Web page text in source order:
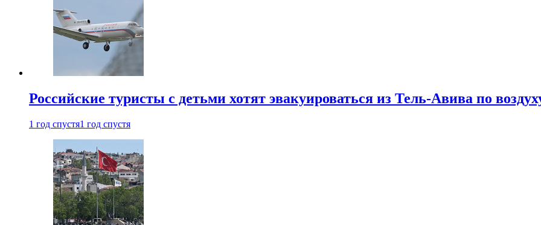
Российские туристы с детьми хотят эвакуироваться из Тель-Авива по
1 год спустя1 год спустя